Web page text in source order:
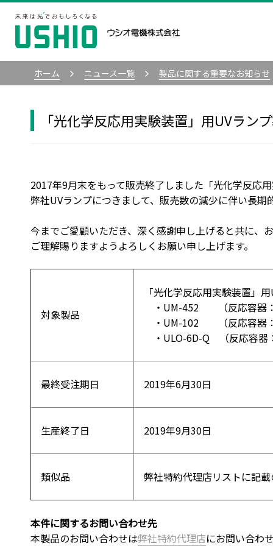
ホーム ニュース一覧 製品に関する重要なお知らせ
「光化学反応用実験装置」用UVラン
2017年9月末をもって販売終了しました「光化学反応
弊社UVランプにつきまして、販売数の減少に伴い長
今までご愛顧いただき、深く感謝申し上げると共に、
ご理解賜りますようよろしくお願い申し上げます。
対象製品
「光化学反応用実験装置」用
・UM-452 （反応容器
・UM-102 （反応容
・ULO-6D-Q （反応容
最終受注期日
生産終了日
類似品 弊社特約代理店リストに
本件に関するお問い合わせ先
本製品のお問い合わせは弊社特約代理店にお問い合わ